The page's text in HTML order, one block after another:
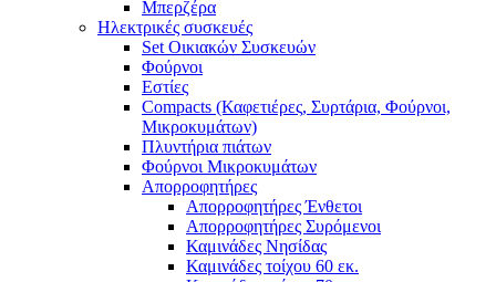
Μπερζέρα
Ηλεκτρικές συσκευές
Set Οικιακών Συσκευών
Φούρνοι
Εστίες
Compacts (Καφετιέρες, Συρτάρια, Φούρνοι,
Μικροκυμάτων)
Πλυντήρια πιάτων
Φούρνοι Μικροκυμάτων
Απορροφητήρες
Απορροφητήρες Ένθετοι
Απορροφητήρες Συρόμενοι
Καμινάδες Νησίδας
Καμινάδες τοίχου 60 εκ.